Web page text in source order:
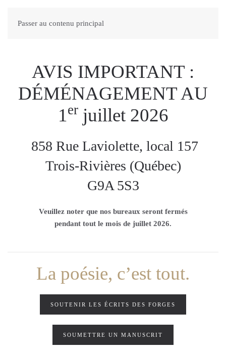
Passer au contenu principal
AVIS IMPORTANT :
DÉMÉNAGEMENT AU
1erjuillet 2026
858 Rue Laviolette, local 157
Trois-Rivières (Québec)
G9A 5S3
Veuillez noter que nos bureaux seront fermés
pendant tout le mois de juillet 2026.
La poésie, c’est tout.
SOUTENIR LES ÉCRITS DES FORGES
SOUMETTRE UN MANUSCRIT